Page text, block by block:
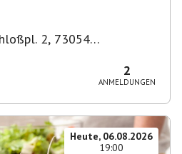
2, 73054
2
ANMELDUNGEN
Heute, 06.08.2026
19:00